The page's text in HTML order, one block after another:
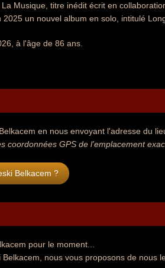
Musique, titre inédit écrit en
un nouvel album en solo, intitulé
à l'âge de 86 ans.
en nous envoyant l'adresse du
coordonnées GPS de l'emplacement
Belkacem ?
pour le moment...
nous vous proposons de nous